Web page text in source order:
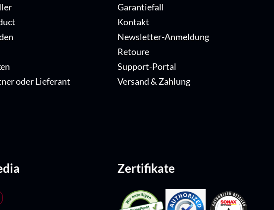
oder Lieferant
Garantiefall
Kontakt
Newsletter-Anmeldung
Retoure
Support-Portal
Versand & Zahlung
Zertifikate